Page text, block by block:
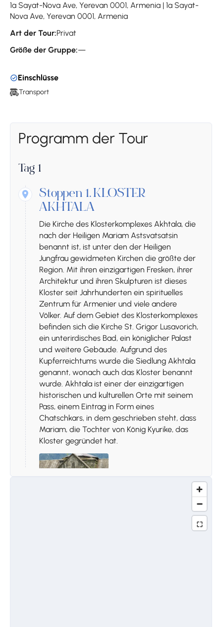
1a Sayat-Nova Ave, Yerevan 0001, Armenia | 1a Sayat-
Nova Ave, Yerevan 0001, Armenia
Art der Tour:Privat
Größe der Gruppe:—
Einschlüsse
Transport
Programm der Tour
Tag 1
Stoppen 1. KLOSTER
AKHTALA
Die Kirche des Klosterkomplexes Akhtala, die
nach der Heiligen Mariam Astsvatsatsin
benannt ist, ist unter den der Heiligen
Jungfrau gewidmeten Kirchen die größte der
Region. Mit ihren einzigartigen Fresken, ihrer
Architektur und ihren Skulpturen ist dieses
Kloster seit Jahrhunderten ein spirituelles
Zentrum für Armenier und viele andere
Völker. Auf dem Gebiet des Klosterkomplexes
befinden sich die Kirche St. Grigor Lusavorich,
ein unterirdisches Bad, ein königlicher Palast
und weitere Gebäude. Aufgrund des
Kupferreichtums wurde die Siedlung Akhtala
genannt, wonach auch das Kloster benannt
wurde. Akhtala ist einer der einzigartigen
historischen und kulturellen Orte mit seinem
Pass, einem Eintrag in Form eines
Chatschkars, in dem geschrieben steht, dass
Mariam, die Tochter von König Kyurike, das
Kloster gegründet hat.